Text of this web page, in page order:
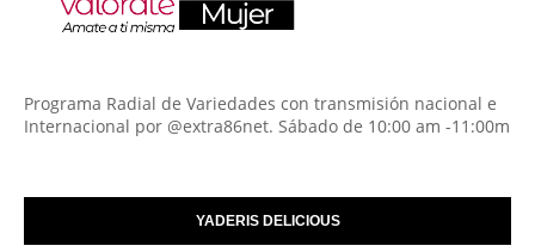
Programa Radial de Variedades con transmisión nacional e
Internacional por @extra86net. Sábado de 10:00 am -11:00m
YADERIS DELICIOUS